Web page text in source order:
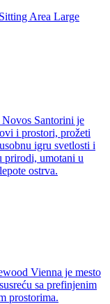
Santorini je
i prostori, prožeti
igru svetlosti i
prirodi, umotani u
ostrva.
Vienna je mesto
sa prefinjenim
prostorima.